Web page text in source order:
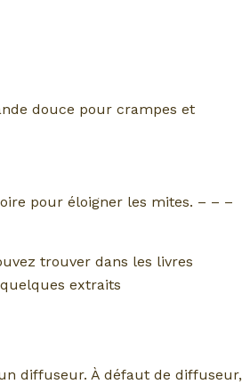
douce pour crampes et
pour éloigner les mites. – – –
trouver dans les livres
extraits
diffuseur. À défaut de diffuseur,